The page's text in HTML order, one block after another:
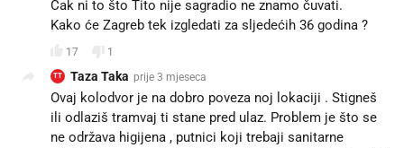
Čak ni to što Tito nije sagradio ne znamo čuvati.
Kako će Zagreb tek izgledati za sljedećih 36 godina ?
17 1
TT Taza Taka prije 3 mjeseca
Ovaj kolodvor je na dobro poveza noj lokaciji . Stigneš
ili odlaziš tramvaj ti stane pred ulaz. Problem je što se
ne održava higijena , putnici koji trebaji sanitarne